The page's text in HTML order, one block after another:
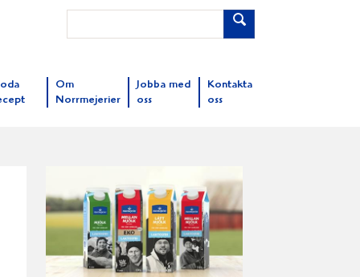
Om
Norrmejerier
Jobba med
oss
Kontakta
oss